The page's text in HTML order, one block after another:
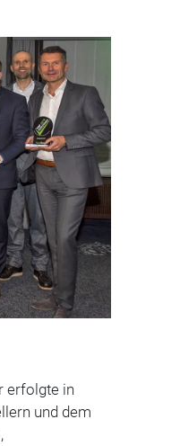
erfolgte in
und dem